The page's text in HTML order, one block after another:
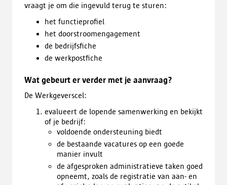
vraagt je om die ingevuld terug te sturen:
het functieprofiel
het doorstroomengagement
de bedrijfsfiche
de werkpostfiche
Wat gebeurt er verder met je aanvraag?
De Werkgeverscel:
evalueert de lopende samenwerking en bekijkt
of je bedrijf:
voldoende ondersteuning biedt
de bestaande vacatures op een goede
manier invult
de afgesproken administratieve taken goed
opneemt, zoals de registratie van aan- en